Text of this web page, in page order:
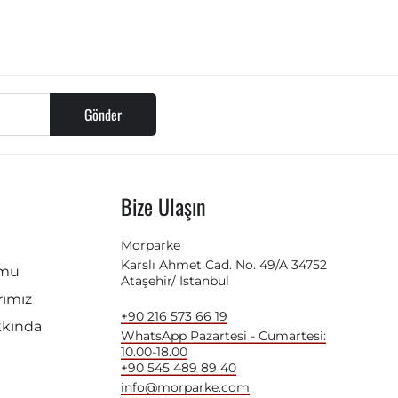
Gönder
Bize Ulaşın
Morparke
Karslı Ahmet Cad. No. 49/A 34752
Ataşehir/ İstanbul
+90 216 573 66 19
WhatsApp Pazartesi - Cumartesi:
10.00-18.00
+90 545 489 89 40
info@morparke.com